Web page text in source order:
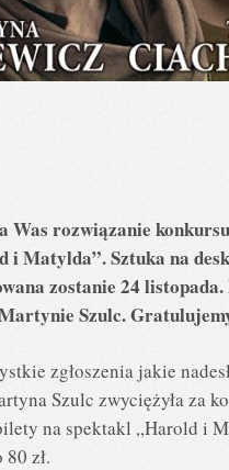
Was rozwiązanie
i Matylda”. Sztuka na
zostanie 24
Szulc.
zgłoszenia jakie
Szulc zwyciężyła za
na spektakl „Harold i
zł.